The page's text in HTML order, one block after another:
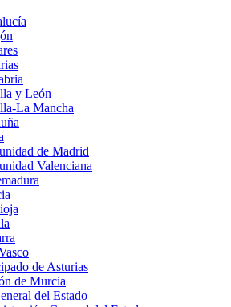
y León
La Mancha
de Madrid
Valenciana
de Asturias
de Murcia
del Estado